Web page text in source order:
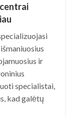
ir
specialistai,
kad galėtų